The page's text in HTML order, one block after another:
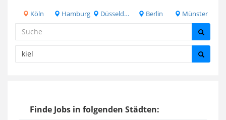
Köln Hamburg Düsseldorf Berlin Münster
Finde Jobs in folgenden Städten: